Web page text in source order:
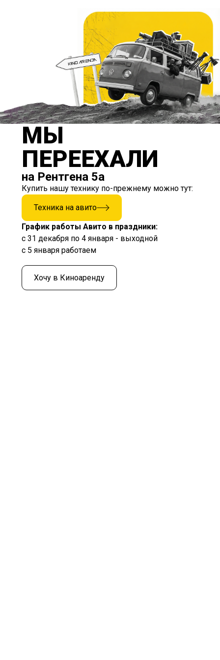
МЫ
ПЕРЕЕХАЛИ
на Рентгена 5а
Купить нашу технику по-прежнему можно тут:
Техника на авито
График работы Авито в праздники:
с 31 декабря по 4 января - выходной
с 5 января работаем
Хочу в Киноаренду